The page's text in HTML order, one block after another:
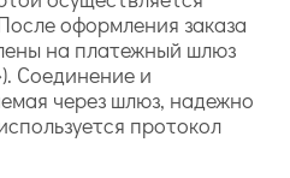
оформления заказа
на платежный шлюз
Соединение и
через шлюз, надежно
протокол